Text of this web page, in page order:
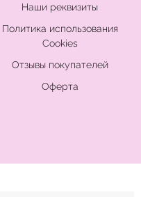
Наши реквизиты
Политика использования
Cookies
Отзывы покупателей
Оферта